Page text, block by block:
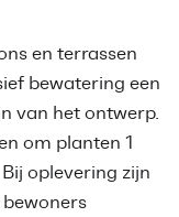
en terrassen
bewatering een
van het ontwerp.
om planten 1
oplevering zijn